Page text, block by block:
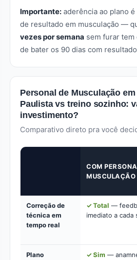
Importante: aderência ao plano
de resultado em musculação —
vezes por semana sem furar
de bater os 90 dias com
Personal de Musculação
Paulista vs treino sozinho:
investimento?
Comparativo direto pra você
COM
MUSCULAÇÃO
Correção de
técnica em
tempo real
✓ Total —
imediato a cada
Plano
✓ Sim —